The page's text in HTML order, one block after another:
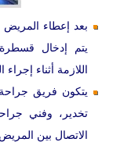
بعد إعطاء
يتم إدخال قسطرة
اللازمة أثناء إجراء
يتكون فريق
تخدير، وفني
الاتصال بين